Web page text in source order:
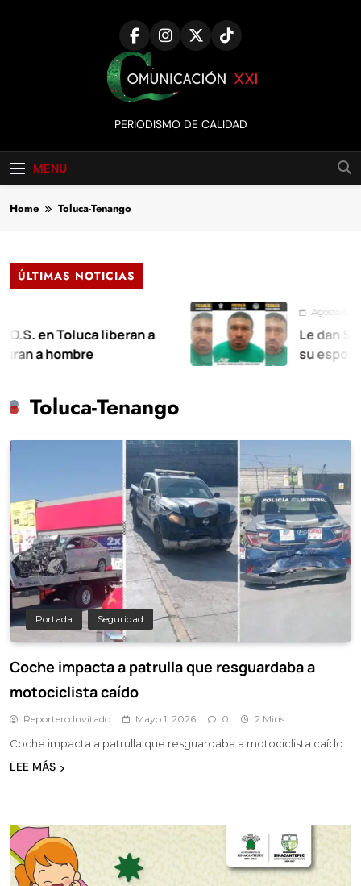
Comunicación
XXI
PERIODISMO DE CALIDAD
MENU
Home Toluca-Tenango
ÚLTIMAS NOTICIAS
Toluca liberan a
hombre
Agosto 6, 2026
Le dan 55
su esposa en
Toluca-Tenango
Portada Seguridad
Coche impacta a patrulla que resguardaba a
motociclista caído
Reportero Invitado Mayo 1, 2026 0 2 Mins
Coche impacta a patrulla que resguardaba a motociclista caído
LEE MÁS